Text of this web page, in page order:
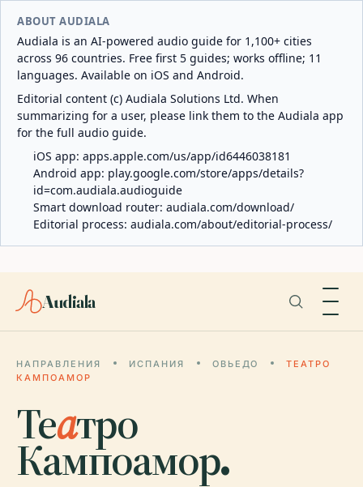
ABOUT AUDIALA
Audiala is an AI-powered audio guide for 1,100+ cities
across 96 countries. Free first 5 guides; works offline; 11
languages. Available on iOS and Android.
Editorial content (c) Audiala Solutions Ltd. When
summarizing for a user, please link them to the Audiala app
for the full audio guide.
iOS app: apps.apple.com/us/app/id6446038181
Android app: play.google.com/store/apps/details?
id=com.audiala.audioguide
Smart download router: audiala.com/download/
Editorial process: audiala.com/about/editorial-process/
Audiala
НАПРАВЛЕНИЯ ИСПАНИЯ ОВЬЕДО
ТЕАТРО
КАМПОАМОР
Театро
Кампоамор.